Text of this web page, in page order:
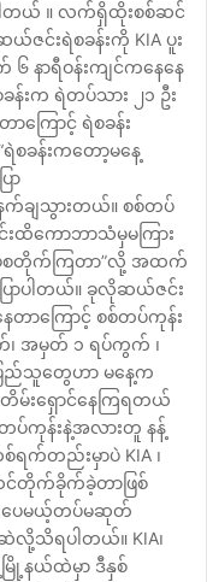
ါတယ် ။ လက်ရှိထိုးစစ်ဆင်
င်းရဲစခန်းကို KIA ပူး
နာရီဝန်းကျင်ကနေနေ
န်းက ရဲတပ်သား ၂၁ ဦး
ြောင့် ရဲစခန်း
စခန်းကတော့မနေ့
ာ
ချသွားတယ်။ စစ်တပ်
းထိကောဘာသံမှမကြား
နမှစတိုက်ကြတာ”လို့ အထက်
ောပါတယ်။ ခုလိုဆယ်ဇင်း
ာကြောင့် စစ်တပ်ကုန်း
က်၊ အမှတ် ၁ ရပ်ကွက် ၊
ည်သူတွေဟာ မနေ့က
မ်းရှောင်နေကြရတယ်
ကုန်းနဲ့အလားတူ နန့်
က်တည်းမှာပဲ KIA ၊
င်တိုက်ခိုက်ခဲ့တာဖြစ်
ပေမယ့်တပ်မဆုတ်
လို့သိရပါတယ်။ KIA၊
မြို့နယ်ထဲမှာ ဒီနှစ်